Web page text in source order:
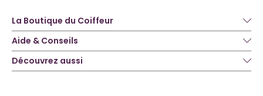
La Boutique du Coiffeur
Aide & Conseils
Découvrez aussi